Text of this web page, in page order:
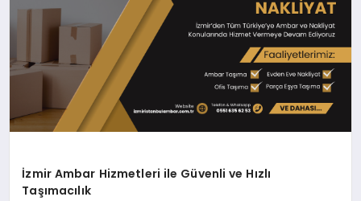
İzmir Ambar Hizmetleri ile Güvenli ve Hızlı
Taşımacılık